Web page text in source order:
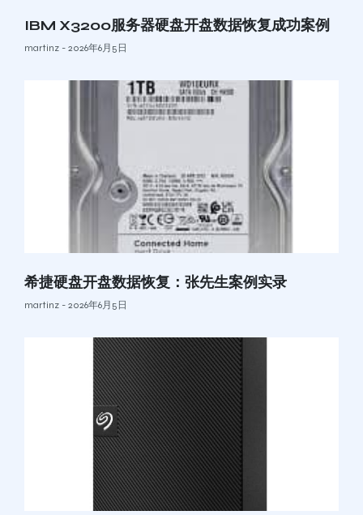
IBM X3200服务器硬盘开盘数据恢复成功案例
martinz 2026年6月5日
希捷硬盘开盘数据恢复：张先生案例实录
martinz 2026年6月5日